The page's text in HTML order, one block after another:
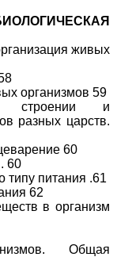
живых
организмов 59
строении и
разных царств.
60
60
типу питания .61
62
в организм
Общая